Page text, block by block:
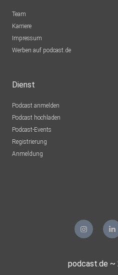
Team
Karriere
Impressum
Werben auf podcast.de
Dienst
Podcast anmelden
Podcast hochladen
Podcast-Events
Registrierung
Anmeldung
podcast.de ~